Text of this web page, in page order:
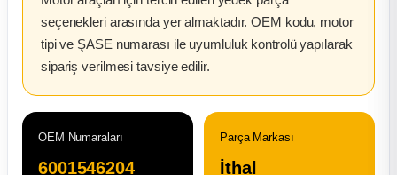
Parça
seçenekleri arasında yer almaktadır. OEM kodu, motor
tipi ve ŞASE numarası ile uyumluluk kontrolü yapılarak
sipariş verilmesi tavsiye edilir.
OEM Numaraları
6001546204
Parça Markası
İthal